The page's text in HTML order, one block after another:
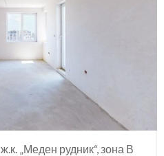
Нов 2ен апартамент в ж.к. „Меден рудник“, зона В